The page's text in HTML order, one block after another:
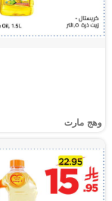
وهج مارت